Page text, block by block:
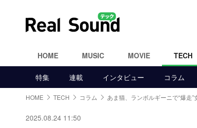
HOME MUSIC MOVIE TECH
特集 連載 インタビュー コラム
HOME TECH コラム あま猫、ランボルギーニで“爆走”
2025.08.24 11:50